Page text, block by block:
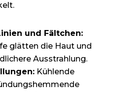
und Fältchen:
glätten die Haut und
Ausstrahlung.
Kühlende